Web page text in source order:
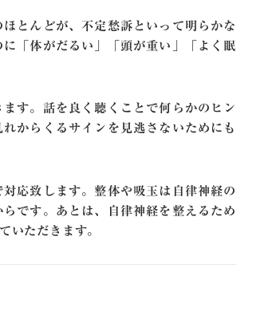
とんどが、不定愁訴といって明らかな
「体がだるい」「頭が重い」「よく眠
す。話を良く聴くことで何らかのヒン
からくるサインを見逃さないためにも
応致します。整体や吸玉は自律神経の
です。あとは、自律神経を整えるため
いただきます。